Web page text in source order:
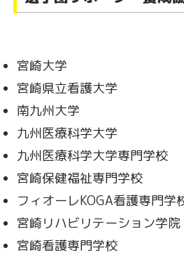
宮崎大学
宮崎県立看護大学
南九州大学
九州医療科学大学
九州医療科学大学専門学校
宮崎保健福祉専門学校
フィオーレKOGA看護専門学
宮崎リハビリテーション学院
宮崎看護専門学校